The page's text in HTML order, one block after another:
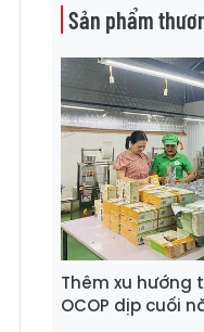
Sản phẩm
Thêm xu hướng
OCOP dịp cuối